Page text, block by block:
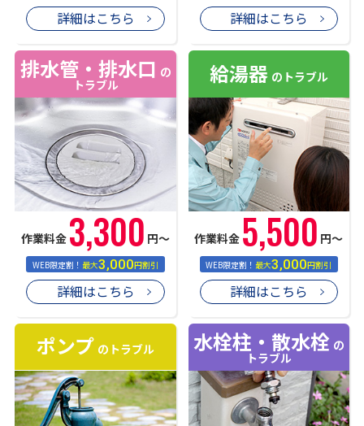
詳細はこちら 詳細はこちら
排水管・排水口 の
トラブル
作業料金 3,300 円〜
WEB限定割！最大3,000円割引
詳細はこちら
給湯器 のトラブル
作業料金 5,500 円〜
WEB限定割！最大3,000円割引
詳細はこちら
ポンプ のトラブル 水栓柱・散水栓 の
トラブル